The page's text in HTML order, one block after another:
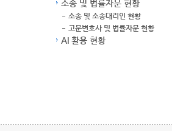
소송 및 법률자문 현황
소송 및 소송대리인 현황
고문변호사 및 법률자문 현황
AI 활용 현황